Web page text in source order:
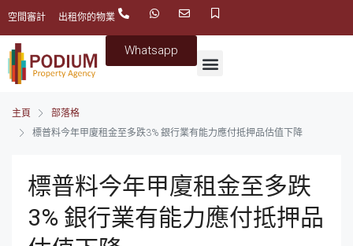
空間審計 出租你的物業
Whatsapp
主頁
部落格
標普料今年甲廈租金至多跌3% 銀行業有能力應付抵押品估值下降
標普料今年甲廈租金至多跌
3% 銀行業有能力應付抵押品